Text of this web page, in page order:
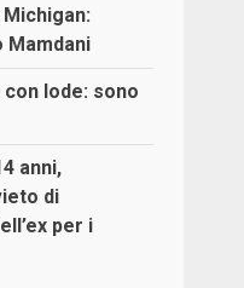
Mamdani
lode: sono
anni,
di
per i